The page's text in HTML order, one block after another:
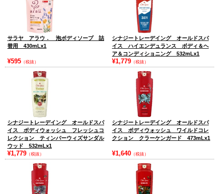
サラヤ アラウ． 泡ボディソープ 詰
替用 430mLx1
¥595 （税抜）
シナジートレーデイング オールドスパ
イス ハイエンデュランス ボディ＆ヘ
ア＆コンディショニング 532mLx1
¥1,779 （税抜）
シナジートレーデイング オールドスパ
イス ボディウォッシュ フレッシュコ
レクション ティンバーウィズサンダル
ウッド 532mLx1
¥1,779 （税抜）
シナジートレーデイング オールドスパ
イス ボディウォッシュ ワイルドコレ
クション クラーケンガード 473mLx1
¥1,640 （税抜）